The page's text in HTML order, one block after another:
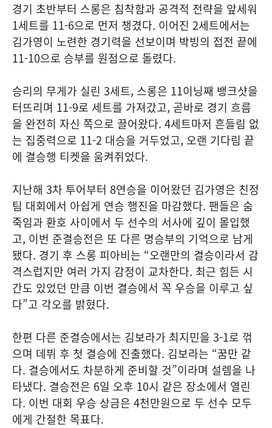
경기 초반부터 스롱은 침착함과 공격적 전략을 앞세워
1세트를 11-6으로 먼저 챙겼다. 이어진 2세트에서는
김가영이 노련한 경기력을 선보이며 박빙의 접전 끝에
11-10으로 승부를 원점으로 돌렸다.
승리의 무게가 실린 3세트, 스롱은 11이닝째 뱅크샷을
터뜨리며 11-9로 세트를 가져갔고, 곧바로 경기 흐름
을 완전히 자신 쪽으로 끌어왔다. 4세트마저 흔들림 없
는 집중력으로 11-2 대승을 거두었고, 오랜 기다림 끝
에 결승행 티켓을 움켜쥐었다.
지난해 3차 투어부터 8연승을 이어왔던 김가영은 친정
팀 대회에서 아쉽게 연승 행진을 마감했다. 팬들은 숨
죽임과 환호 사이에서 두 선수의 서사에 깊이 몰입했
고, 이번 준결승전은 또 다른 명승부의 기억으로 남게
됐다. 경기 후 스롱 피아비는 “오랜만의 결승이라서 감
격스럽지만 여러 가지 감정이 교차한다. 최근 힘든 시
간도 있었던 만큼 이번 결승에서 꼭 우승을 이루고 싶
다”고 각오를 밝혔다.
한편 다른 준결승에서는 김보라가 최지민을 3-1로 꺾
으며 데뷔 후 첫 결승에 진출했다. 김보라는 “꿈만 같
다. 결승에서도 차분하게 준비할 것”이라며 설렘을 나
타냈다. 결승전은 6일 오후 10시 같은 장소에서 열린
다. 이번 대회 우승 상금은 4천만원으로 두 선수 모두
에게 간절한 목표다.